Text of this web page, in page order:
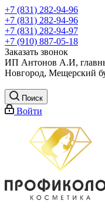
+7 (831) 282-94-96
+7 (831) 282-94-96
+7 (831) 282-94-97
+7 (910) 887-05-18
Заказать звонок
ИП Антонов А.И,
Новгород, Мещерский
Поиск
Войти